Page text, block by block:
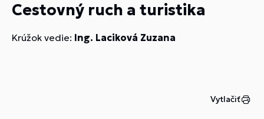
Cestovný ruch a turistika
Krúžok vedie: Ing. Laciková Zuzana
Vytlačiť